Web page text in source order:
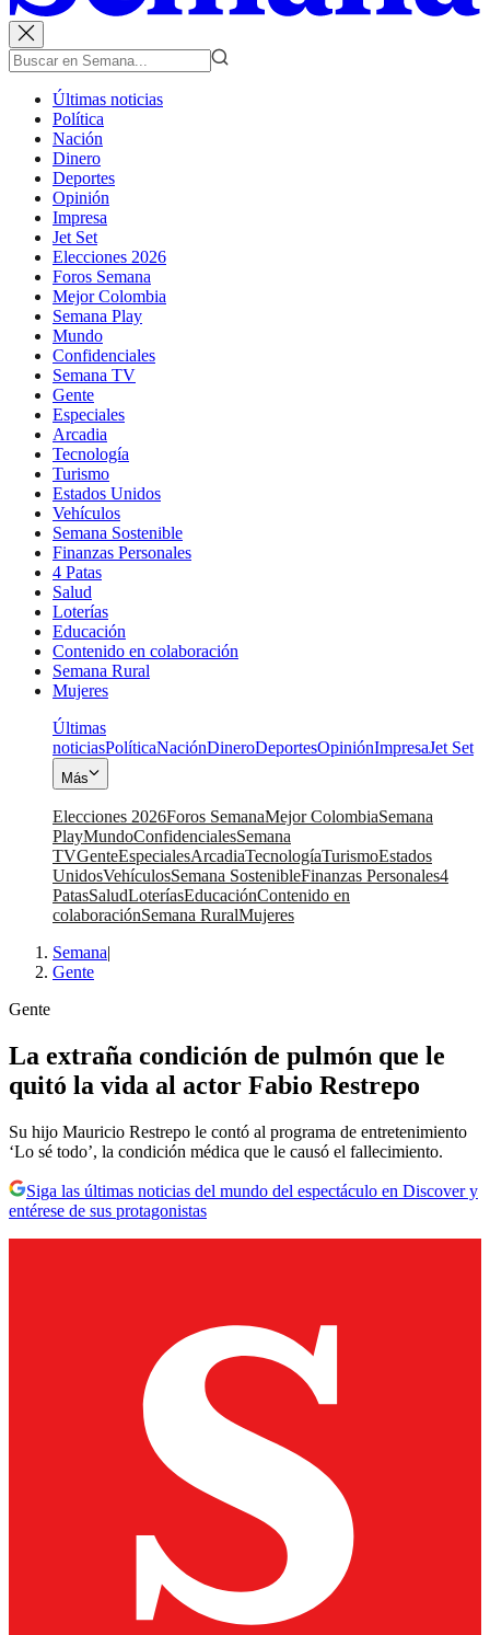
Últimas noticias
Política
Nación
Dinero
Deportes
Opinión
Impresa
Jet Set
Elecciones 2026
Foros Semana
Mejor Colombia
Semana Play
Mundo
Confidenciales
Semana TV
Gente
Especiales
Arcadia
Tecnología
Turismo
Estados Unidos
Vehículos
Semana Sostenible
Finanzas Personales
4 Patas
Salud
Loterías
Educación
Contenido en colaboración
Semana Rural
Mujeres
Últimas
noticiasPolíticaNaciónDineroDeportesOpiniónImpresaJet Set
Más
Elecciones 2026Foros SemanaMejor ColombiaSemana
PlayMundoConfidencialesSemana
TVGenteEspecialesArcadiaTecnologíaTurismoEstados
UnidosVehículosSemana SostenibleFinanzas Personales4
PatasSaludLoteríasEducaciónContenido en
colaboraciónSemana RuralMujeres
Semana|
Gente
Gente
La extraña condición de pulmón que le
quitó la vida al actor Fabio Restrepo
Su hijo Mauricio Restrepo le contó al programa de entretenimiento
‘Lo sé todo’, la condición médica que le causó el fallecimiento.
Siga las últimas noticias del mundo del espectáculo en Discover y
entérese de sus protagonistas